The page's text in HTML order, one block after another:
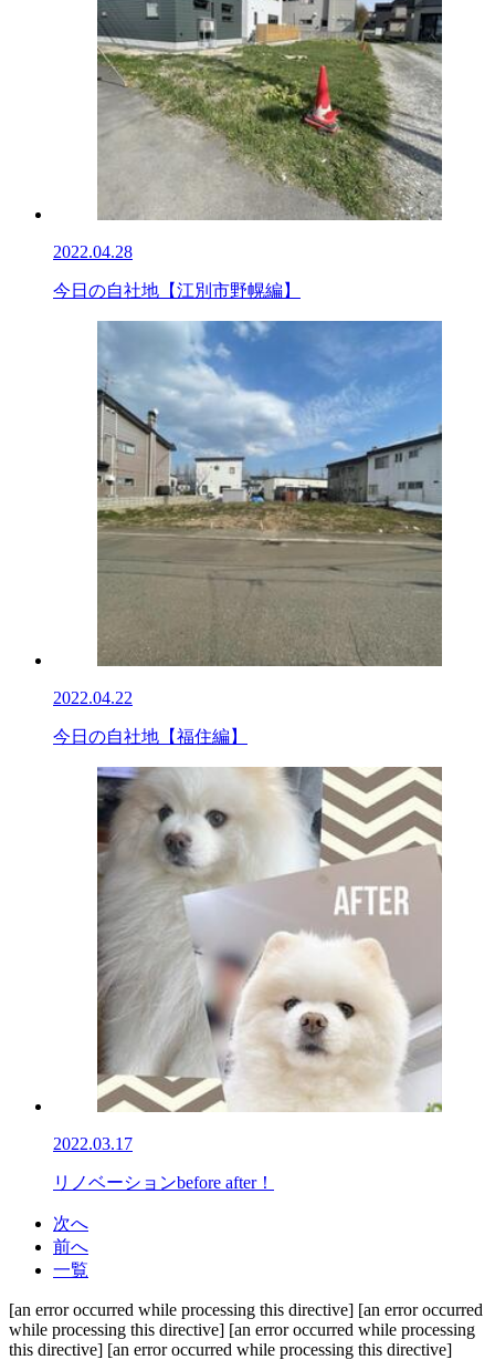
2022.04.28
今日の自社地【江別市野幌編】
2022.04.22
今日の自社地【福住編】
2022.03.17
リノベーションbefore after！
次へ
前へ
一覧
[an error occurred while processing this directive] [an error occurred
while processing this directive] [an error occurred while processing
this directive] [an error occurred while processing this directive]